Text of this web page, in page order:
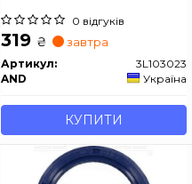
0 відгуків
319 ₴ завтра
Артикул:
3L103023
AND
Україна
КУПИТИ